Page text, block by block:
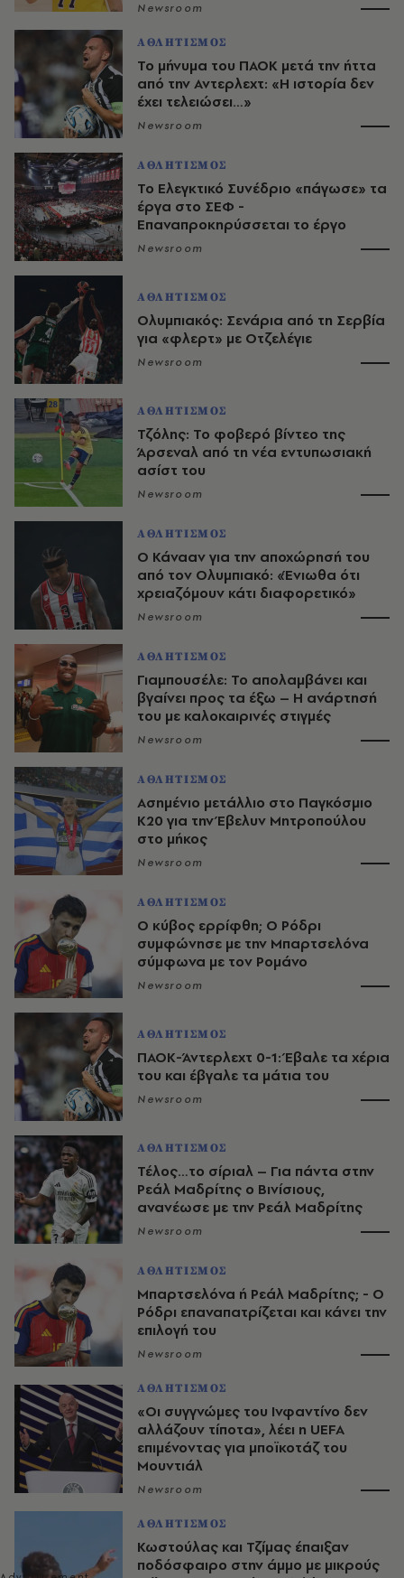
Newsroom
ΑΘΛΗΤΙΣΜΟΣ
Το μήνυμα του ΠΑΟΚ μετά την ήττα
από την Αντερλεχτ: «Η ιστορία δεν
έχει τελειώσει…»
Newsroom
ΑΘΛΗΤΙΣΜΟΣ
Το Ελεγκτικό Συνέδριο «πάγωσε» τα
έργα στο ΣΕΦ -
Επαναπροκηρύσσεται το έργο
Newsroom
ΑΘΛΗΤΙΣΜΟΣ
Ολυμπιακός: Σενάρια από τη Σερβία
για «φλερτ» με Οτζελέγιε
Newsroom
ΑΘΛΗΤΙΣΜΟΣ
Τζόλης: Το φοβερό βίντεο της
Άρσεναλ από τη νέα εντυπωσιακή
ασίστ του
Newsroom
ΑΘΛΗΤΙΣΜΟΣ
Ο Κάνααν για την αποχώρησή του
από τον Ολυμπιακό: «Ένιωθα ότι
χρειαζόμουν κάτι διαφορετικό»
Newsroom
ΑΘΛΗΤΙΣΜΟΣ
Γιαμπουσέλε: Το απολαμβάνει και
βγαίνει προς τα έξω – Η ανάρτησή
του με καλοκαιρινές στιγμές
Newsroom
ΑΘΛΗΤΙΣΜΟΣ
Ασημένιο μετάλλιο στο Παγκόσμιο
Κ20 για την Έβελυν Μητροπούλου
στο μήκος
Newsroom
ΑΘΛΗΤΙΣΜΟΣ
O κύβος ερρίφθη; Ο Ρόδρι
συμφώνησε με την Μπαρτσελόνα
σύμφωνα με τον Ρομάνο
Newsroom
ΑΘΛΗΤΙΣΜΟΣ
ΠΑΟΚ-Άντερλεχτ 0-1: Έβαλε τα χέρια
του και έβγαλε τα μάτια του
Newsroom
ΑΘΛΗΤΙΣΜΟΣ
Τέλος…το σίριαλ – Για πάντα στην
Ρεάλ Μαδρίτης ο Βινίσιους,
ανανέωσε με την Ρεάλ Μαδρίτης
Newsroom
ΑΘΛΗΤΙΣΜΟΣ
Μπαρτσελόνα ή Ρεάλ Μαδρίτης; - Ο
Ρόδρι επαναπατρίζεται και κάνει την
επιλογή του
Newsroom
ΑΘΛΗΤΙΣΜΟΣ
«Οι συγγνώμες του Ινφαντίνο δεν
αλλάζουν τίποτα», λέει η UEFA
επιμένοντας για μποϊκοτάζ του
Μουντιάλ
Newsroom
ΑΘΛΗΤΙΣΜΟΣ
Κωστούλας και Τζίμας έπαιξαν
ποδόσφαιρο στην άμμο με μικρούς